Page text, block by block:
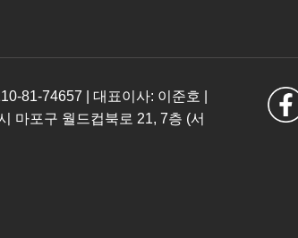
81-74657 | 대표이사: 이준호 |
마포구 월드컵북로 21, 7층 (서